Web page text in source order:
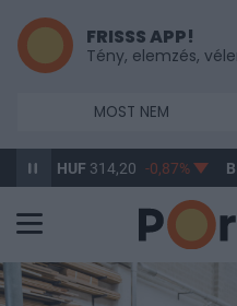
FRISSS APP!
Tény, elemzés,
MOST NEM
314,20 -0,87% BITCOIN